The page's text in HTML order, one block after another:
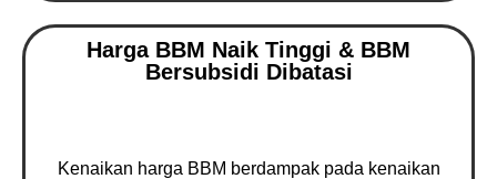
Harga BBM Naik Tinggi & BBM
Bersubsidi Dibatasi
Kenaikan harga BBM berdampak pada kenaikan